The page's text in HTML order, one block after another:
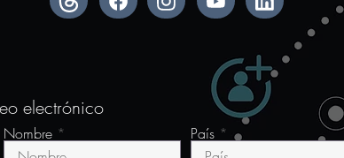
electrónico
Nombre País